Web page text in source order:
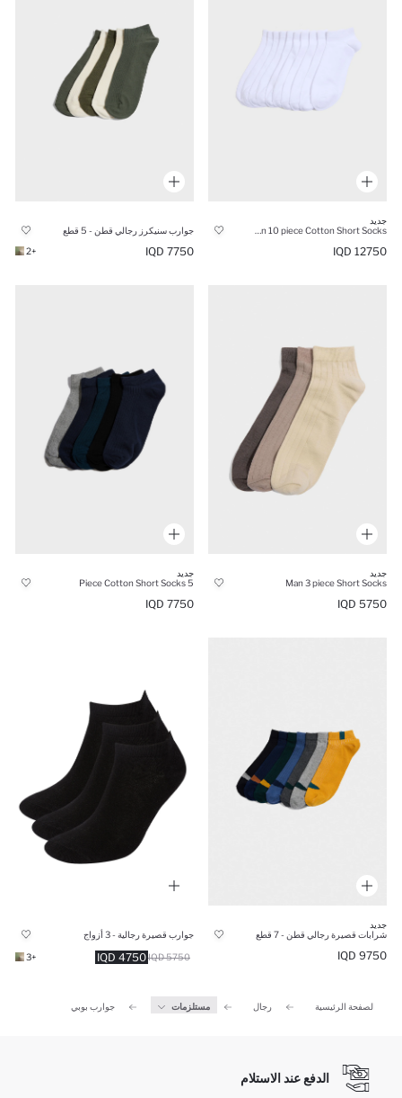
جديد
12750 IQD
جوارب سنيكرز رجالي قطن - 5 قطع
7750 IQD
+2
جديد
Man 3 piece Short Socks
5750 IQD
جديد
5 Piece Cotton Short Socks
7750 IQD
جديد
شرابات قصيرة رجالي قطن - 7 قطع
9750 IQD
جوارب قصيرة رجالية - 3 أزواج
4750 IQD 5750 IQD
+3
الصفحة الرئيسية رجال مستلزمات جوارب بوبي
الدفع عند الاستلام